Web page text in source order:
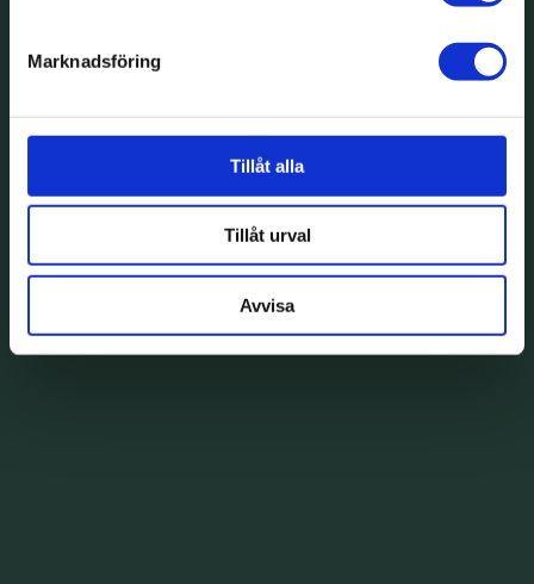
Marknadsföring
Tillåt alla
Tillåt urval
Avvisa